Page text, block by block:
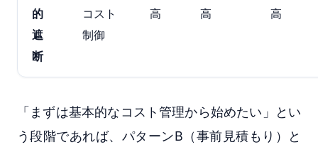
的
遮
断
コスト
制御
高 高 高
「まずは基本的なコスト管理から始めたい」とい
う段階であれば、パターンB（事前見積もり）と